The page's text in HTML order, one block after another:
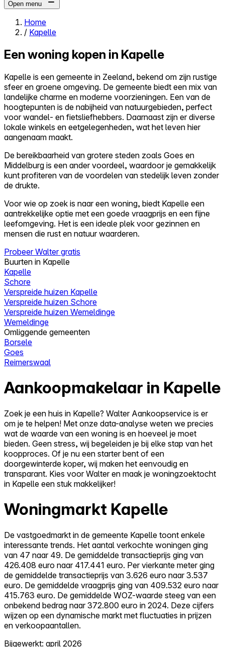
Open menu
Close menu
Zelf kopen
Alles-in-één
Reviews
Prijzen
Log in
Probeer Walter gratis
Home
/ Kapelle
Een woning kopen in Kapelle
Kapelle is een gemeente in Zeeland, bekend om zijn rustige
sfeer en groene omgeving. De gemeente biedt een mix van
landelijke charme en moderne voorzieningen. Een van de
hoogtepunten is de nabijheid van natuurgebieden, perfect
voor wandel- en fietsliefhebbers. Daarnaast zijn er diverse
lokale winkels en eetgelegenheden, wat het leven hier
aangenaam maakt.
De bereikbaarheid van grotere steden zoals Goes en
Middelburg is een ander voordeel, waardoor je gemakkelijk
kunt profiteren van de voordelen van stedelijk leven zonder
de drukte.
Voor wie op zoek is naar een woning, biedt Kapelle een
aantrekkelijke optie met een goede vraagprijs en een fijne
leefomgeving. Het is een ideale plek voor gezinnen en
mensen die rust en natuur waarderen.
Probeer Walter gratis
Buurten in Kapelle
Kapelle
Schore
Verspreide huizen Kapelle
Verspreide huizen Schore
Verspreide huizen Wemeldinge
Wemeldinge
Omliggende gemeenten
Borsele
Goes
Reimerswaal
Aankoopmakelaar in Kapelle
Zoek je een huis in Kapelle? Walter Aankoopservice is er
om je te helpen! Met onze data-analyse weten we precies
wat de waarde van een woning is en hoeveel je moet
bieden. Geen stress, wij begeleiden je bij elke stap van het
koopproces. Of je nu een starter bent of een
doorgewinterde koper, wij maken het eenvoudig en
transparant. Kies voor Walter en maak je woningzoektocht
in Kapelle een stuk makkelijker!
Woningmarkt Kapelle
De vastgoedmarkt in de gemeente Kapelle toont enkele
interessante trends. Het aantal verkochte woningen ging
van 47 naar 49. De gemiddelde transactieprijs ging van
426.408 euro naar 417.441 euro. Per vierkante meter ging
de gemiddelde transactieprijs van 3.626 euro naar 3.537
euro. De gemiddelde vraagprijs ging van 409.532 euro naar
415.763 euro. De gemiddelde WOZ-waarde steeg van een
onbekend bedrag naar 372.800 euro in 2024. Deze cijfers
wijzen op een dynamische markt met fluctuaties in prijzen
en verkoopaantallen.
Bijgewerkt: april 2026